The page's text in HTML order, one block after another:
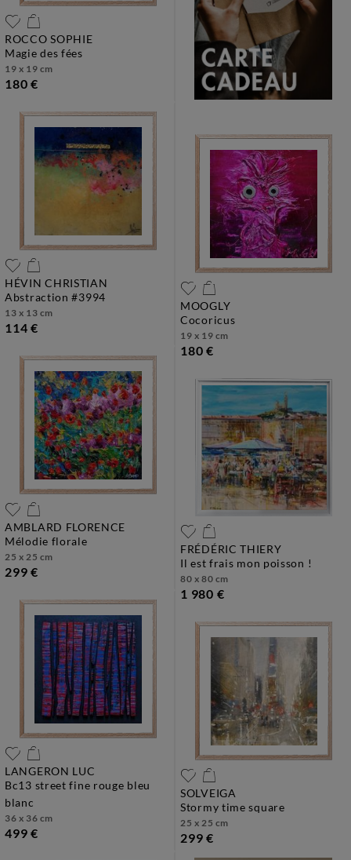
ROCCO SOPHIE
magie des fées
19 x 19 cm
180 €
HÉVIN CHRISTIAN
abstraction #3994
13 x 13 cm
114 €
MOOGLY
cocoricus
19 x 19 cm
180 €
AMBLARD FLORENCE
mélodie florale
25 x 25 cm
299 €
FRÉDÉRIC THIERY
il est frais mon poisson !
80 x 80 cm
1 980 €
LANGERON LUC
bc13 street fine rouge bleu
blanc
36 x 36 cm
499 €
SOLVEIGA
stormy time square
25 x 25 cm
299 €